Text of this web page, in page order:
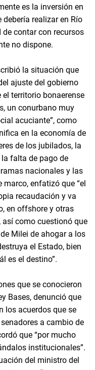
es la inversión en
debería realizar en Río
de contar con recursos
no dispone.
la situación que
ajuste del gobierno
territorio bonaerense
un conurbano muy
acuciante”, como
en la economía de
de los jubilados, la
falta de pago de
nacionales y las
enfatizó que “el
recaudación y va
en offshore y otras
así como cuestionó que
Milei de ahogar a los
el Estado, bien
es el destino”.
que se conocieron
Bases, denunció que
los acuerdos que se
a cambio de
que “por mucho
institucionales”.
del ministro del